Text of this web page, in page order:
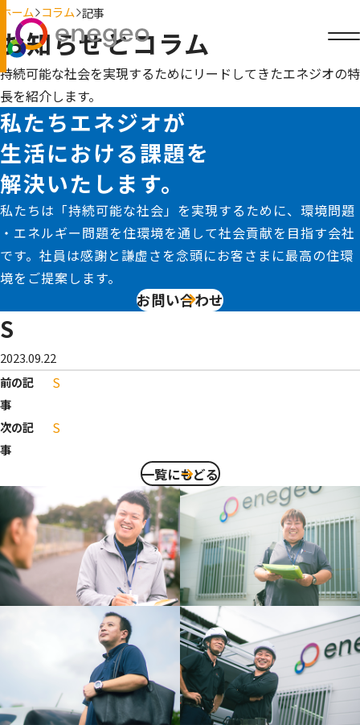
ホーム コラム 記事
お知らせとコラム
持続可能な社会を実現するためにリードしてきたエネジオの特
長を紹介します。
私たちエネジオが
生活における課題を
解決いたします。
私たちは「持続可能な社会」を実現するために、環境問題
・エネルギー問題を住環境を通して社会貢献を目指す会社
です。社員は感謝と謙虚さを念頭にお客さまに最高の住環
境をご提案します。
お問い合わせ
S
2023.09.22
前の記
事
S
次の記
事
S
一覧にもどる